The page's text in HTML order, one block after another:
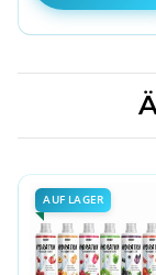
AUF LAGER